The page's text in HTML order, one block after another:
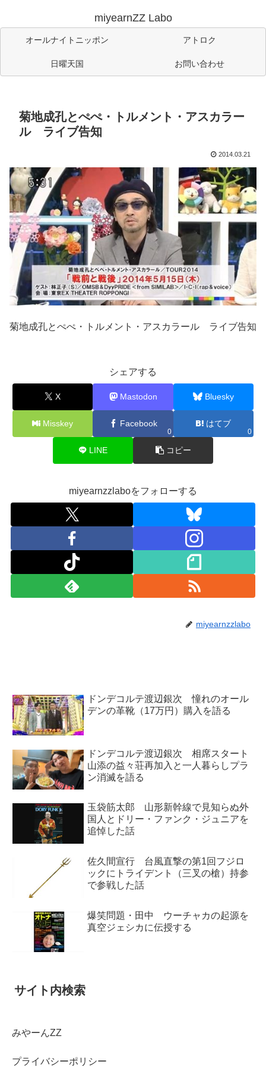
miyearnZZ Labo
オールナイトニッポン アトロク
日曜天国 お問い合わせ
菊地成孔とぺぺ・トルメント・アスカラー
ル ライブ告知
2014.03.21
菊地成孔とぺぺ・トルメント・アスカラール ライブ告知
シェアする
X Mastodon Bluesky
Misskey Facebook
0
はてブ
0
LINE コピー
miyearnzzlaboをフォローする
miyearnzzlabo
ドンデコルテ渡辺銀次 憧れのオール
デンの革靴（17万円）購入を語る
ドンデコルテ渡辺銀次 相席スタート
山添の益々荘再加入と一人暮らしプラ
ン消滅を語る
玉袋筋太郎 山形新幹線で見知らぬ外
国人とドリー・ファンク・ジュニアを
追悼した話
佐久間宣行 台風直撃の第1回フジロ
ックにトライデント（三叉の槍）持参
で参戦した話
爆笑問題・田中 ウーチャカの起源を
真空ジェシカに伝授する
サイト内検索
みやーんZZ
プライバシーポリシー